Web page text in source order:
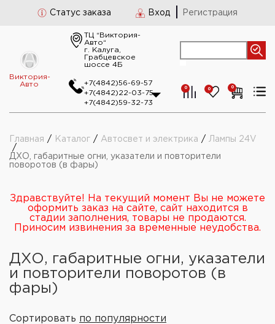
Статус заказа Вход Регистрация
Виктория-
Авто
ТЦ “Виктория-
Авто“
г. Калуга,
Грабцевское
шоссе 4Б
+7(4842)56-69-57
+7(4842)22-03-75
+7(4842)59-32-73
0 0 0
Главная / Каталог / Автосвет и электрика / Лампы 24V
/
ДХО, габаритные огни, указатели и повторители
поворотов (в фары)
Здравствуйте! На текущий момент Вы не можете
оформить заказ на сайте, сайт находится в
стадии заполнения, товары не продаются.
Приносим извинения за временные неудобства.
ДХО, габаритные огни, указатели
и повторители поворотов (в
фары)
Сортировать по популярности